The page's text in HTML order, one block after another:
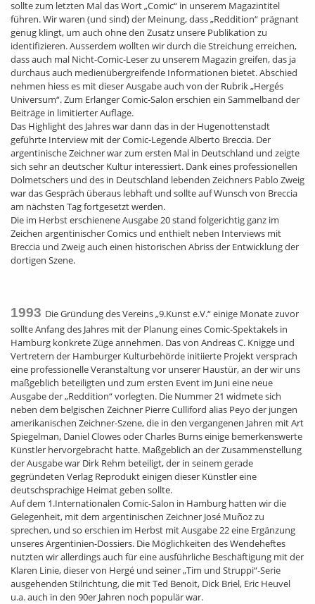
sollte zum letzten Mal das Wort „Comic“ in unserem Magazintitel
führen. Wir waren (und sind) der Meinung, dass „Reddition“ prägnant
genug klingt, um auch ohne den Zusatz unsere Publikation zu
identifizieren. Ausserdem wollten wir durch die Streichung erreichen,
dass auch mal Nicht-Comic-Leser zu unserem Magazin greifen, das ja
durchaus auch medienübergreifende Informationen bietet. Abschied
nehmen hiess es mit dieser Ausgabe auch von der Rubrik „Hergés
Universum“. Zum Erlanger Comic-Salon erschien ein Sammelband der
Beiträge in limitierter Auflage.
Das Highlight des Jahres war dann das in der Hugenottenstadt
geführte Interview mit der Comic-Legende Alberto Breccia. Der
argentinische Zeichner war zum ersten Mal in Deutschland und zeigte
sich sehr an deutscher Kultur interessiert. Dank eines professionellen
Dolmetschers und des in Deutschland lebenden Zeichners Pablo Zweig
war das Gespräch überaus lebhaft und sollte auf Wunsch von Breccia
am nächsten Tag fortgesetzt werden.
Die im Herbst erschienene Ausgabe 20 stand folgerichtig ganz im
Zeichen argentinischer Comics und enthielt neben Interviews mit
Breccia und Zweig auch einen historischen Abriss der Entwicklung der
dortigen Szene.
1993 Die Gründung des Vereins „9.Kunst e.V.“ einige Monate zuvor
sollte Anfang des Jahres mit der Planung eines Comic-Spektakels in
Hamburg konkrete Züge annehmen. Das von Andreas C. Knigge und
Vertretern der Hamburger Kulturbehörde initiierte Projekt versprach
eine professionelle Veranstaltung vor unserer Haustür, an der wir uns
maßgeblich beteiligten und zum ersten Event im Juni eine neue
Ausgabe der „Reddition“ vorlegten. Die Nummer 21 widmete sich
neben dem belgischen Zeichner Pierre Culliford alias Peyo der jungen
amerikanischen Zeichner-Szene, die in den vergangenen Jahren mit Art
Spiegelman, Daniel Clowes oder Charles Burns einige bemerkenswerte
Künstler hervorgebracht hatte. Maßgeblich an der Zusammenstellung
der Ausgabe war Dirk Rehm beteiligt, der in seinem gerade
gegründeten Verlag Reprodukt einigen dieser Künstler eine
deutschsprachige Heimat geben sollte.
Auf dem 1.Internationalen Comic-Salon in Hamburg hatten wir die
Gelegenheit, mit dem argentinischen Zeichner José Muñoz zu
sprechen, und so erschien im Herbst mit Ausgabe 22 eine Ergänzung
unseres Argentinien-Dossiers. Die Möglichkeiten des Wendeheftes
nutzten wir allerdings auch für eine ausführliche Beschäftigung mit der
Klaren Linie, dieser von Hergé und seiner „Tim und Struppi“-Serie
ausgehenden Stilrichtung, die mit Ted Benoit, Dick Briel, Eric Heuvel
u.a. auch in den 90er Jahren noch populär war.